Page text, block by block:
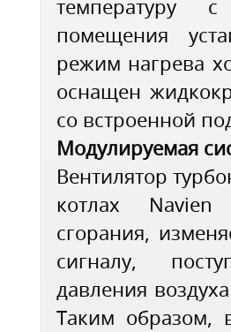
температуру
помещения
режим нагрева
оснащен
со встроенной
Модулируемая
Вентилятор
котлах
сгорания,
сигналу,
давления
Таким образом,